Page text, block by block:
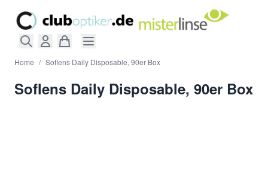
Home / Soflens Daily Disposable, 90er Box
Soflens Daily Disposable, 90er Box